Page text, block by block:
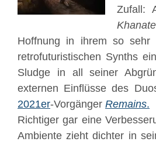
Zufall:
Khanate
Hoffnung in ihrem so
retrofuturistischen Synths
Sludge in all seiner
externen Einflüsse des
2021er-Vorgänger Remains.
Richtiger gar eine
Ambiente zieht dichter in